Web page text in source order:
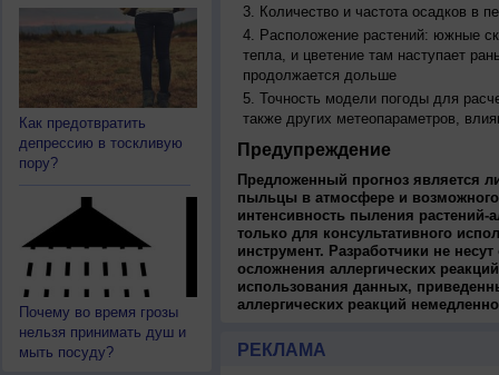
Как предотвратить
депрессию в тоскливую
пору?
Почему во время грозы
нельзя принимать душ и
мыть посуду?
Количество и частота осадков в
Расположение растений: южные
тепла, и цветение там наступает
продолжается дольше
Точность модели погоды для
также других метеопараметров,
Предупреждение
Предложенный прогноз является
пыльцы в атмосфере и
интенсивность пыления растений-
только для консультативного
инструмент. Разработчики не
осложнения аллергических
использования данных,
аллергических реакций
РЕКЛАМА